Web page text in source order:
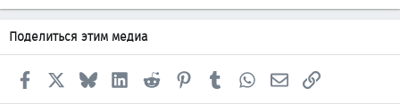
Поделиться этим медиа
Facebook Bluesky LinkedInReddit PinterestTumblr WhatsAppЭлектронная почта
Ссылка